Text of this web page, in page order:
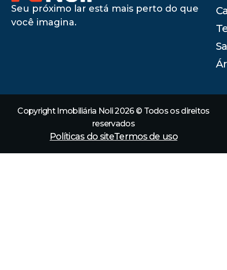
Seu próximo lar está mais perto do que
você imagina.
Copyright Imobiliária Noli 2026 © Todos os direitos
reservados
Políticas do siteTermos de uso